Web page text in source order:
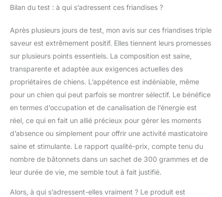
Bilan du test : à qui s’adressent ces friandises ?
Après plusieurs jours de test, mon avis sur ces friandises triple
saveur est extrêmement positif. Elles tiennent leurs promesses
sur plusieurs points essentiels. La composition est saine,
transparente et adaptée aux exigences actuelles des
propriétaires de chiens. L’appétence est indéniable, même
pour un chien qui peut parfois se montrer sélectif. Le bénéfice
en termes d’occupation et de canalisation de l’énergie est
réel, ce qui en fait un allié précieux pour gérer les moments
d’absence ou simplement pour offrir une activité masticatoire
saine et stimulante. Le rapport qualité-prix, compte tenu du
nombre de bâtonnets dans un sachet de 300 grammes et de
leur durée de vie, me semble tout à fait justifié.
Alors, à qui s’adressent-elles vraiment ? Le produit est